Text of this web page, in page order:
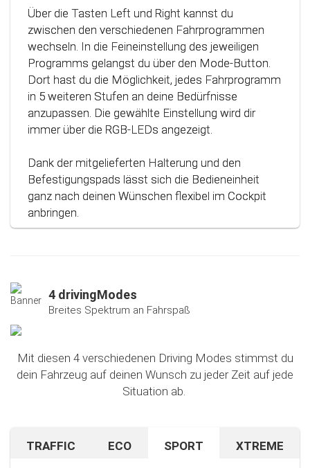
Über die Tasten Left und Right kannst du
zwischen den verschiedenen Fahrprogrammen
wechseln. In die Feineinstellung des jeweiligen
Programms gelangst du über den Mode-Button.
Dort hast du die Möglichkeit, jedes Fahrprogramm
in 5 weiteren Stufen an deine Bedürfnisse
anzupassen. Die gewählte Einstellung wird dir
immer über die RGB-LEDs angezeigt.
Dank der mitgelieferten Halterung und den
Befestigungspads lässt sich die Bedieneinheit
ganz nach deinen Wünschen flexibel im Cockpit
anbringen.
Technologie werden alle Potenziale deines
Fahrzeuges erkannt und können optimal genutzt
werden.
4 drivingModes
Breites Spektrum an Fahrspaß
Mit diesen 4 verschiedenen Driving Modes stimmst du
dein Fahrzeug auf deinen Wunsch zu jeder Zeit auf jede
Situation ab.
TRAFFIC ECO SPORT XTREME
Bist du auf unbekanntem Terrain oder in dichtem
Sparen beim Fahren? Mit diesem cleveren
Falls du nach dem Ausprobieren unseres Sport-